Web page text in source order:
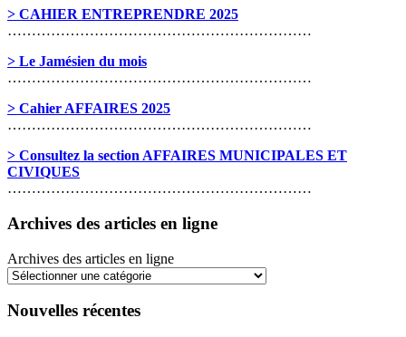
> CAHIER ENTREPRENDRE 2025
………………………………………………………
> Le Jamésien du mois
………………………………………………………
> Cahier AFFAIRES 2025
………………………………………………………
> Consultez la section AFFAIRES MUNICIPALES ET
CIVIQUES
………………………………………………………
Archives des articles en ligne
Archives des articles en ligne
Nouvelles récentes